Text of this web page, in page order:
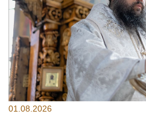
01.08.2026